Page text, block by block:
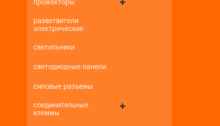
прожекторы
разветвители
электрические
светильники
светодиодные панели
силовые разъемы
соединительные
клеммы